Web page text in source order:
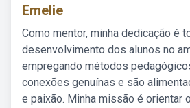
Emelie
Como mentor, minha dedicação é
desenvolvimento dos alunos no
empregando métodos
conexões genuínas e são
e paixão. Minha missão é orientar